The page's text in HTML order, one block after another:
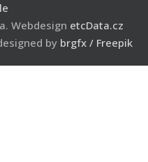
Webdesign etcData.cz
by brgfx / Freepik